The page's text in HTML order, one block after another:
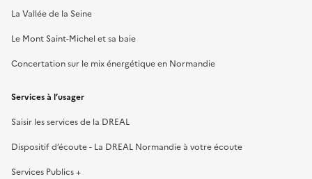
La Vallée de la Seine
Le Mont Saint-Michel et sa baie
Concertation sur le mix énergétique en Normandie
Services à l’usager
Saisir les services de la DREAL
Dispositif d’écoute - La DREAL Normandie à votre écoute
Services Publics +